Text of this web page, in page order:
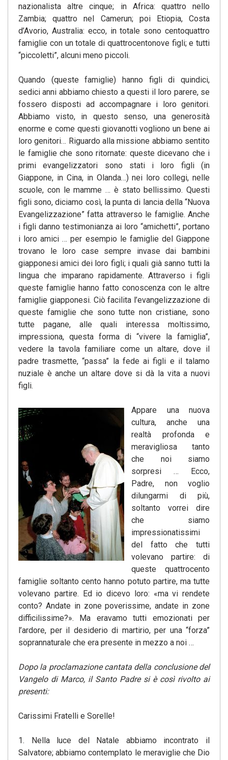
nazionalista altre cinque; in Africa: quattro nello
Zambia; quattro nel Camerun; poi Etiopia, Costa
d’Avorio, Australia: ecco, in totale sono centoquattro
famiglie con un totale di quattrocentonove figli; e tutti
“piccoletti”, alcuni meno piccoli.
Quando (queste famiglie) hanno figli di quindici,
sedici anni abbiamo chiesto a questi il loro parere, se
fossero disposti ad accompagnare i loro genitori.
Abbiamo visto, in questo senso, una generosità
enorme e come questi giovanotti vogliono un bene ai
loro genitori… Riguardo alla missione abbiamo sentito
le famiglie che sono ritornate: queste dicevano che i
primi evangelizzatori sono stati i loro figli (in
Giappone, in Cina, in Olanda…) nei loro collegi, nelle
scuole, con le mamme … è stato bellissimo. Questi
figli sono, diciamo così, la punta di lancia della “Nuova
Evangelizzazione” fatta attraverso le famiglie. Anche
i figli danno testimonianza ai loro “amichetti”, portano
i loro amici … per esempio le famiglie del Giappone
trovano le loro case sempre invase dai bambini
giapponesi amici dei loro figli; i quali già sanno tutti la
lingua che imparano rapidamente. Attraverso i figli
queste famiglie hanno fatto conoscenza con le altre
famiglie giapponesi. Ciò facilita l’evangelizzazione di
queste famiglie che sono tutte non cristiane, sono
tutte pagane, alle quali interessa moltissimo,
impressiona, questa forma di “vivere la famiglia”,
vedere la tavola familiare come un altare, dove il
padre trasmette, “passa” la fede ai figli e il talamo
nuziale è anche un altare dove si dà la vita a nuovi
figli.
Appare una nuova
cultura, anche una
realtà profonda e
meravigliosa tanto
che noi siamo
sorpresi … Ecco,
Padre, non voglio
dilungarmi di più,
soltanto vorrei dire
che siamo
impressionatissimi
del fatto che tutti
volevano partire: di
queste quattrocento
famiglie soltanto cento hanno potuto partire, ma tutte
volevano partire. Ed io dicevo loro: «ma vi rendete
conto? Andate in zone poverissime, andate in zone
difficilissime?». Ma eravamo tutti emozionati per
l’ardore, per il desiderio di martirio, per una “forza”
soprannaturale che era presente in mezzo a noi …
Dopo la proclamazione cantata della conclusione del
Vangelo di Marco, il Santo Padre si è così rivolto ai
presenti:
Carissimi Fratelli e Sorelle!
1. Nella luce del Natale abbiamo incontrato il
Salvatore; abbiamo contemplato le meraviglie che Dio